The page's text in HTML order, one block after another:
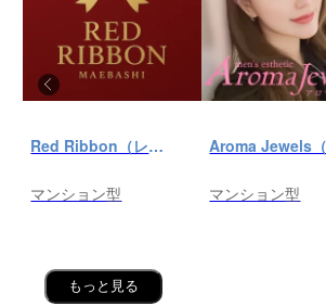
Red Ribbon（レッドリボン）前橋
マンション型 マンション型
もっと見る